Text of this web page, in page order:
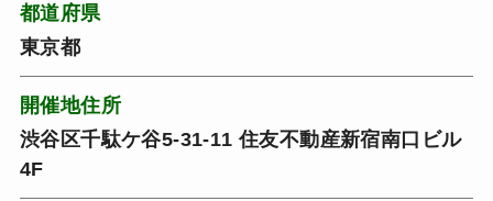
都道府県
東京都
開催地住所
渋谷区千駄ケ谷5-31-11 住友不動産新宿南口ビル
4F